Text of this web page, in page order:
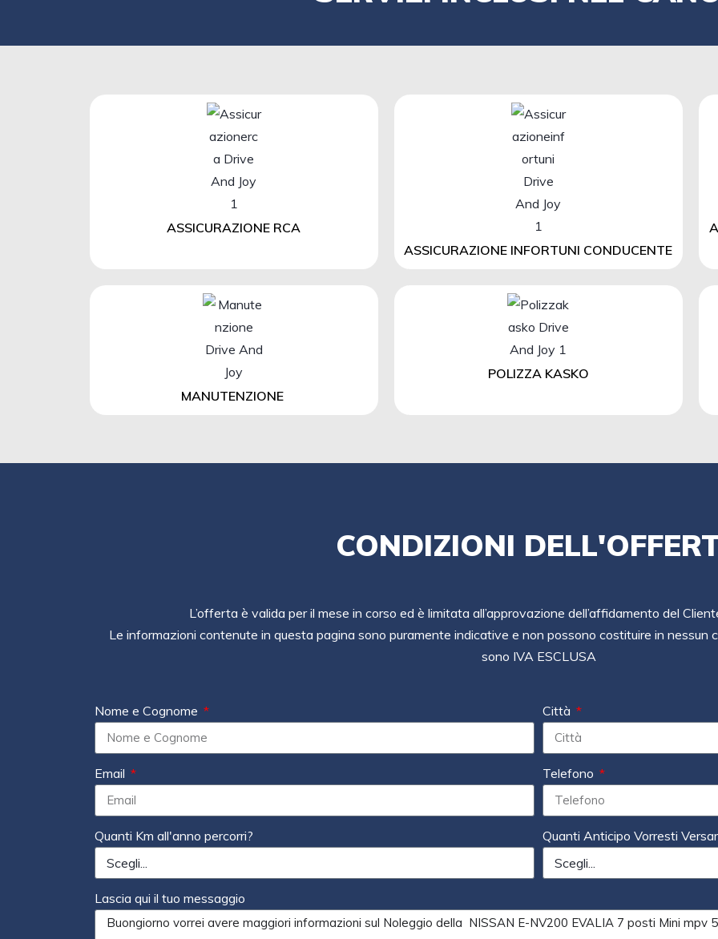
ASSICURAZIONE RCA
ASSICURAZIONE INFORTUNI CONDUCENTE
MANUTENZIONE
POLIZZA KASKO
CONDIZIONI
L’offerta è valida per il mese in corso ed è limitata all’approvazione dell’affidamento del
Le informazioni contenute in questa pagina sono puramente indicative e non possono costituire in nessun
sono IVA ESCLUSA
Nome e Cognome Città
Email Telefono
Quanti Km all'anno percorri? Quanti Anticipo Vorresti
Lascia qui il tuo messaggio